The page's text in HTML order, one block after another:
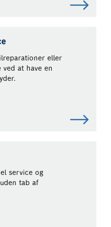
eller
at have en
service og
tab af